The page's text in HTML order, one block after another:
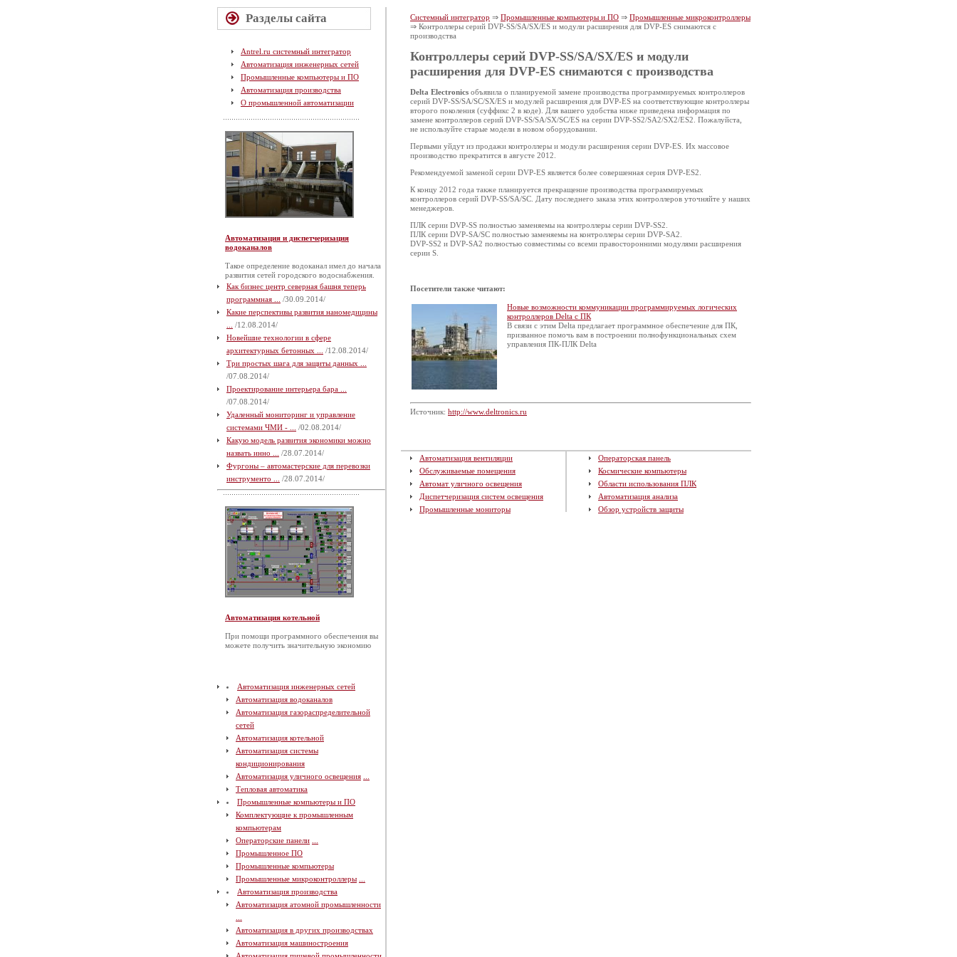
Разделы сайта
Antrel.ru системный интегратор
Автоматизация инженерных сетей
Промышленные компьютеры и ПО
Автоматизация производства
О промышленной автоматизации
Автоматизация и диспетчеризация
водоканалов
Такое определение водоканал имел до начала
развития сетей городского водоснабжения.
Как бизнес центр северная башня теперь
программная ...
/30.09.2014/
Какие перспективы развития наномедицины
/12.08.2014/
Новейшие технологии в сфере
архитектурных бетонных ...
/12.08.2014/
Три простых шага для защиты данных ...
/07.08.2014/
Проектирование интерьера бара ...
/07.08.2014/
Удаленный мониторинг и управление
системами ЧМИ - ...
/02.08.2014/
Какую модель развития экономики можно
назвать инно ...
/28.07.2014/
Фургоны – автомастерские для перевозки
инструменто ...
/28.07.2014/
Автоматизация котельной
При помощи программного обеспечения вы
можете получить значительную экономию
Автоматизация инженерных сетей
Автоматизация водоканалов
Автоматизация газораспределительной
сетей
Автоматизация котельной
Автоматизация системы
кондиционирования
Автоматизация уличного освещения
Тепловая автоматика
Промышленные компьютеры и ПО
Комплектующие к промышленным
компьютерам
Операторские панели
Промышленное ПО
Промышленные компьютеры
Промышленные микроконтроллеры
Автоматизация производства
Автоматизация атомной промышленности
Автоматизация в других производствах
Автоматизация машиностроения
Системный интегратор ⇒ Промышленные компьютеры и ПО ⇒ Промышленные микроконтроллеры
⇒ Контроллеры серий DVP-SS/SA/SX/ES и модули расширения для DVP-ES снимаются с
производства
Контроллеры серий DVP-SS/SA/SX/ES и модули
расширения для DVP-ES снимаются с производства
Delta Electronics объявила о планируемой замене производства программируемых контроллеров
серий DVP-SS/SA/SC/SX/ES и модулей расширения для DVP-ES на соответствующие контроллеры
второго поколения (суффикс 2 в коде). Для вашего удобства ниже приведена информация по
замене контроллеров серий DVP-SS/SA/SX/SC/ES на серии DVP-SS2/SA2/SX2/ES2. Пожалуйста,
не используйте старые модели в новом оборудовании.
Первыми уйдут из продажи контроллеры и модули расширения серии DVP-ES. Их массовое
производство прекратится в августе 2012.
Рекомендуемой заменой серии DVP-ES является более совершенная серия DVP-ES2.
К концу 2012 года также планируется прекращение производства программируемых
контроллеров серий DVP-SS/SA/SC. Дату последнего заказа этих контроллеров уточняйте у наших
менеджеров.
ПЛК серии DVP-SS полностью заменяемы на контроллеры серии DVP-SS2.
ПЛК серии DVP-SA/SC полностью заменяемы на контроллеры серии DVP-SА2.
DVP-SS2 и DVP-SА2 полностью совместимы со всеми правосторонними модулями расширения
серии S.
Посетители также читают:
Новые возможности коммуникации программируемых логических
контроллеров Delta с ПК
В связи с этим Delta предлагает программное обеспечение для ПК,
призванное помочь вам в построении полнофункциональных схем
управления ПК-ПЛК Delta
Источник: http://www.deltronics.ru
Автоматизация вентиляции
Обслуживаемые помещения
Автомат уличного освещения
Диспетчеризация систем освещения
Промышленные мониторы
Операторская панель
Космические компьютеры
Области использования ПЛК
Автоматизация анализа
Обзор устройств защиты